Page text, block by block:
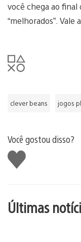
você chega ao
“melhorados”. Vale
clever beans jogos
Você gostou disso?
Curtir
Últimas